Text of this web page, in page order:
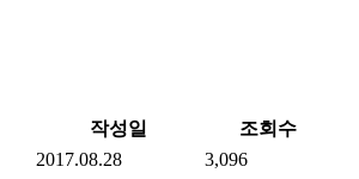
작성일
조회수
2017.08.28
3,096